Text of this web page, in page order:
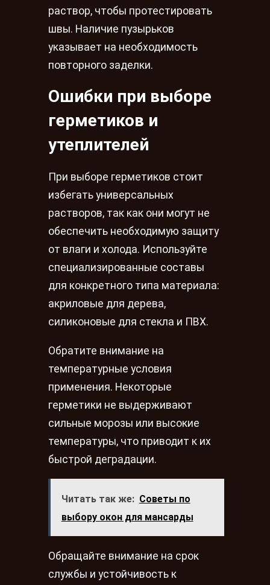
раствор, чтобы протестировать
швы. Наличие пузырьков
указывает на необходимость
повторного заделки.
Ошибки при выборе
герметиков и
утеплителей
При выборе герметиков стоит
избегать универсальных
растворов, так как они могут не
обеспечить необходимую защиту
от влаги и холода. Используйте
специализированные составы
для конкретного типа материала:
акриловые для дерева,
силиконовые для стекла и ПВХ.
Обратите внимание на
температурные условия
применения. Некоторые
герметики не выдерживают
сильные морозы или высокие
температуры, что приводит к их
быстрой деградации.
Читать так же: Советы по
выбору окон для мансарды
Обращайте внимание на срок
службы и устойчивость к